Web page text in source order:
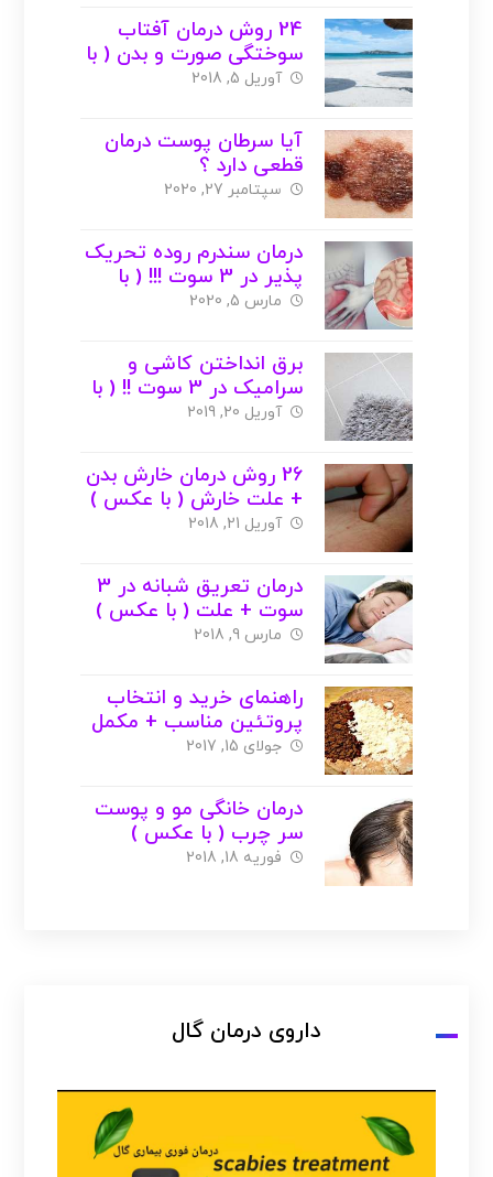
24 روش درمان آفتاب
سوختگی صورت و بدن ( با
عکس )
آوریل 5, 2018
آیا سرطان پوست درمان
قطعی دارد ؟
سپتامبر 27, 2020
درمان سندرم روده تحریک
پذیر در 3 سوت !!! ( با
عکس )
مارس 5, 2020
برق انداختن کاشی و
سرامیک در 3 سوت !! ( با
عکس )
آوریل 20, 2019
26 روش درمان خارش بدن
+ علت خارش ( با عکس )
آوریل 21, 2018
درمان تعریق شبانه در 3
سوت + علت ( با عکس )
مارس 9, 2018
راهنمای خرید و انتخاب
پروتئین مناسب + مکمل
بانوان ( با عکس )
جولای 15, 2017
درمان خانگی مو و پوست
سر چرب ( با عکس )
فوریه 18, 2018
داروی درمان گال